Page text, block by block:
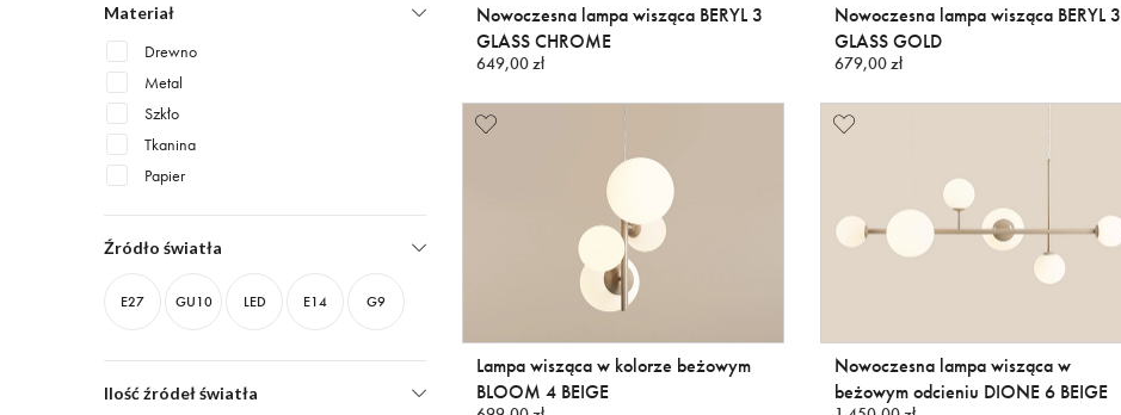
Materiał
Drewno
Metal
Szkło
Tkanina
Papier
Źródło światła
E27 GU10 LED E14 G9
Ilość źródeł światła
Nowoczesna lampa wisząca BERYL 3
GLASS CHROME
649,00 zł
Nowoczesna lampa wisząca BERYL 3
GLASS GOLD
679,00 zł
Lampa wisząca w kolorze beżowym
BLOOM 4 BEIGE
Nowoczesna lampa wisząca w
beżowym odcieniu DIONE 6 BEIGE